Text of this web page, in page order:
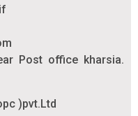
Post office kharsia.
)pvt.Ltd